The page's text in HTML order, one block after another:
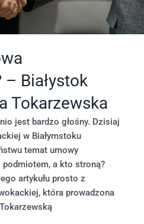
Białystok
Tokarzewska
jest bardzo głośny. Dzisiaj
w Białymstoku
temat umowy
a kto stroną?
artykułu prosto z
która prowadzona